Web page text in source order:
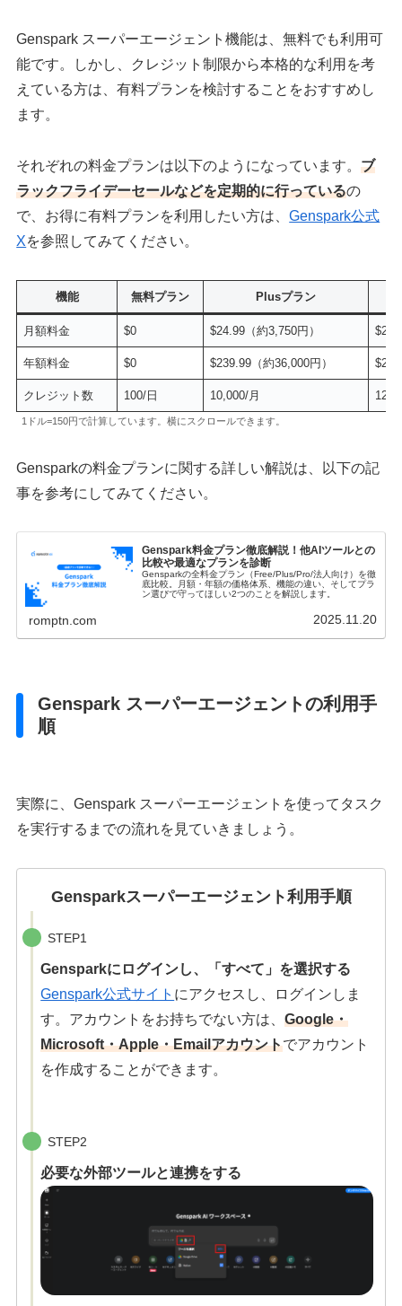
Genspark スーパーエージェント機能は、無料でも利用可
能です。しかし、クレジット制限から本格的な利用を考
えている方は、有料プランを検討することをおすすめし
ます。
それぞれの料金プランは以下のようになっています。ブ
ラックフライデーセールなどを定期的に行っているの
で、お得に有料プランを利用したい方は、Genspark公式
Xを参照してみてください。
機能 無料プラン Plusプラン
月額料金 $0 $24.99（約3,750円）
年額料金 $0 $239.99（約36,000円）
クレジット数 100/日 10,000/月
1ドル=150円で計算しています。横にスクロールできます。
Gensparkの料金プランに関する詳しい解説は、以下の記
事を参考にしてみてください。
Genspark料金プラン徹底解説！他AIツールとの
比較や最適なプランを診断
Gensparkの全料金プラン（Free/Plus/Pro/法人向け）を徹
底比較。月額・年額の価格体系、機能の違い、そしてプラ
ン選びで守ってほしい2つのことを解説します。
romptn.com 2025.11.20
Genspark スーパーエージェントの利用手
順
実際に、Genspark スーパーエージェントを使ってタスク
を実行するまでの流れを見ていきましょう。
Gensparkスーパーエージェント利用手順
STEP1
Gensparkにログインし、「すべて」を選択する
Genspark公式サイト にアクセスし、ログインしま
す。アカウントをお持ちでない方は、Google・
Microsoft・Apple・Emailアカウントでアカウント
を作成することができます。
STEP2
必要な外部ツールと連携をする